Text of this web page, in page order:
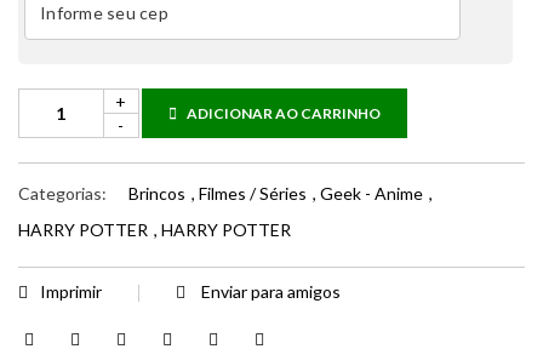
ADICIONAR AO CARRINHO
Categorias: Brincos , Filmes / Séries , Geek - Anime ,
HARRY POTTER , HARRY POTTER
Imprimir Enviar para amigos